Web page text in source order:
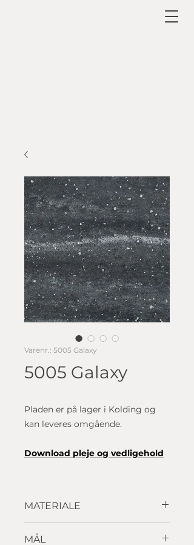
Varenr.: 5005 Galaxy
5005 Galaxy
Pladen er på lager i Kolding og
kan leveres omgående.
Download pleje og vedligehold
MATERIALE
MÅL